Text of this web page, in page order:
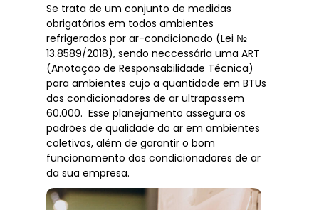
Se trata de um conjunto de medidas
obrigatórios em todos ambientes
refrigerados por ar-condicionado (Lei №
13.8589/2018), sendo neccessária uma ART
(Anotação de Responsabilidade Técnica)
para ambientes cujo a quantidade em BTUs
dos condicionadores de ar ultrapassem
60.000. Esse planejamento assegura os
padrões de qualidade do ar em ambientes
coletivos, além de garantir o bom
funcionamento dos condicionadores de ar
da sua empresa.